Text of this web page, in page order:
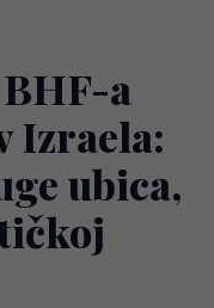
a
Izraela:
ubica,